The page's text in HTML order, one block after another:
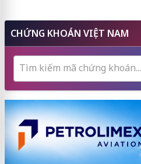
CHỨNG KHOÁN VIỆT NAM
Tìm kiếm mã chứng khoán...